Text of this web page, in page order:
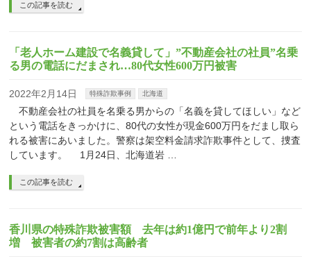
この記事を読む
「老人ホーム建設で名義貸して」”不動産会社の社員”名乗
る男の電話にだまされ…80代女性600万円被害
2022年2月14日 特殊詐欺事例 北海道
不動産会社の社員を名乗る男からの「名義を貸してほしい」など
という電話をきっかけに、80代の女性が現金600万円をだまし取ら
れる被害にあいました。警察は架空料金請求詐欺事件として、捜査
しています。 1月24日、北海道岩 …
この記事を読む
香川県の特殊詐欺被害額 去年は約1億円で前年より2割
増 被害者の約7割は高齢者